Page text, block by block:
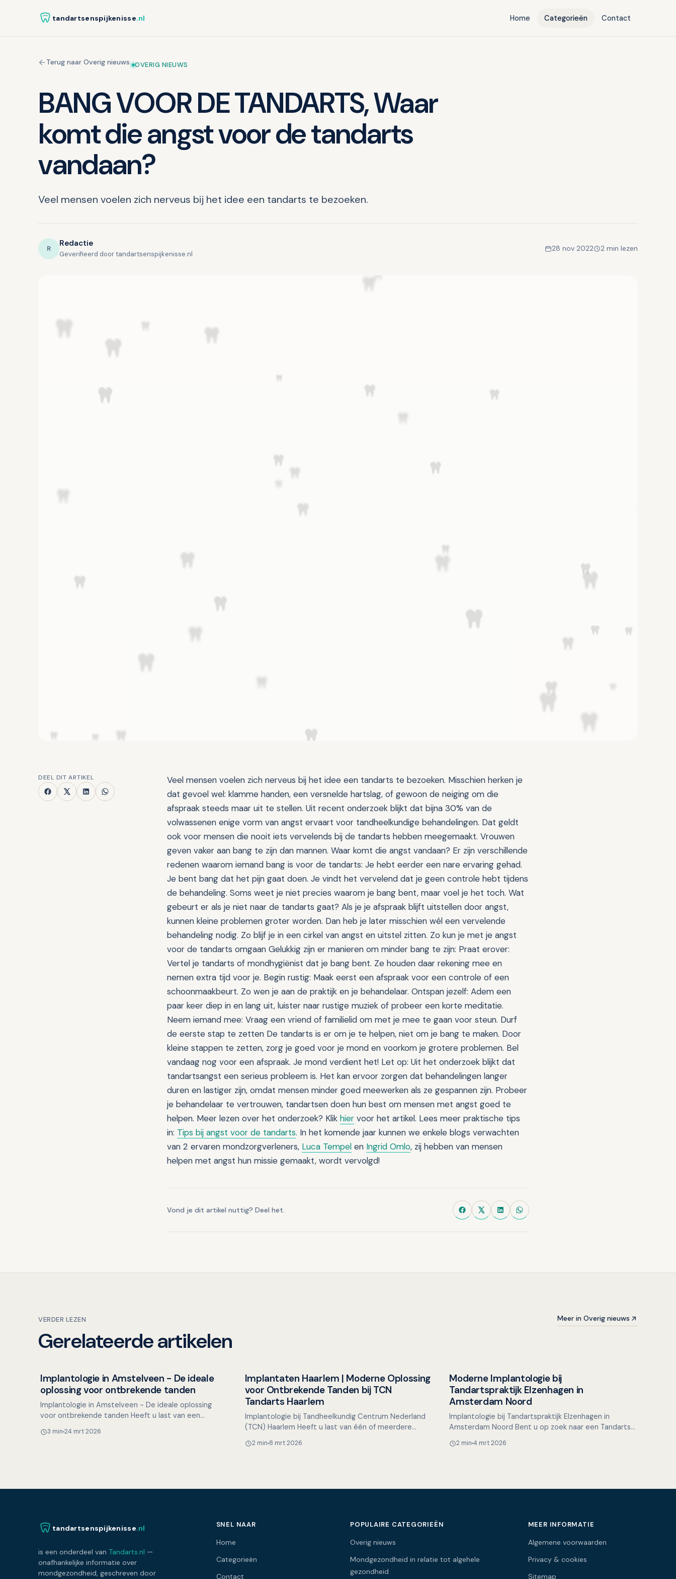
tandartsenspijkenisse.nl Home Categorieën Contact
Terug naar Overig nieuws OVERIG NIEUWS
BANG VOOR DE TANDARTS, Waar
komt die angst voor de tandarts
vandaan?
Veel mensen voelen zich nerveus bij het idee een tandarts te bezoeken.
R Redactie
Geverifieerd door tandartsenspijkenisse.nl
28 nov 2022 2 min lezen
DEEL DIT ARTIKEL
Veel mensen voelen zich nerveus bij het idee een tandarts te bezoeken. Misschien herken je
dat gevoel wel: klamme handen, een versnelde hartslag, of gewoon de neiging om die
afspraak steeds maar uit te stellen. Uit recent onderzoek blijkt dat bijna 30% van de
volwassenen enige vorm van angst ervaart voor tandheelkundige behandelingen. Dat geldt
ook voor mensen die nooit iets vervelends bij de tandarts hebben meegemaakt. Vrouwen
geven vaker aan bang te zijn dan mannen. Waar komt die angst vandaan? Er zijn verschillende
redenen waarom iemand bang is voor de tandarts: Je hebt eerder een nare ervaring gehad.
Je bent bang dat het pijn gaat doen. Je vindt het vervelend dat je geen controle hebt tijdens
de behandeling. Soms weet je niet precies waarom je bang bent, maar voel je het toch. Wat
gebeurt er als je niet naar de tandarts gaat? Als je je afspraak blijft uitstellen door angst,
kunnen kleine problemen groter worden. Dan heb je later misschien wél een vervelende
behandeling nodig. Zo blijf je in een cirkel van angst en uitstel zitten. Zo kun je met je angst
voor de tandarts omgaan Gelukkig zijn er manieren om minder bang te zijn: Praat erover:
Vertel je tandarts of mondhygiënist dat je bang bent. Ze houden daar rekening mee en
nemen extra tijd voor je. Begin rustig: Maak eerst een afspraak voor een controle of een
schoonmaakbeurt. Zo wen je aan de praktijk en je behandelaar. Ontspan jezelf: Adem een
paar keer diep in en lang uit, luister naar rustige muziek of probeer een korte meditatie.
Neem iemand mee: Vraag een vriend of familielid om met je mee te gaan voor steun. Durf
de eerste stap te zetten De tandarts is er om je te helpen, niet om je bang te maken. Door
kleine stappen te zetten, zorg je goed voor je mond en voorkom je grotere problemen. Bel
vandaag nog voor een afspraak. Je mond verdient het! Let op: Uit het onderzoek blijkt dat
tandartsangst een serieus probleem is. Het kan ervoor zorgen dat behandelingen langer
duren en lastiger zijn, omdat mensen minder goed meewerken als ze gespannen zijn. Probeer
je behandelaar te vertrouwen, tandartsen doen hun best om mensen met angst goed te
helpen. Meer lezen over het onderzoek? Klik hier voor het artikel. Lees meer praktische tips
in: Tips bij angst voor de tandarts. In het komende jaar kunnen we enkele blogs verwachten
van 2 ervaren mondzorgverleners, Luca Tempel en Ingrid Omlo, zij hebben van mensen
helpen met angst hun missie gemaakt, wordt vervolgd!
Vond je dit artikel nuttig? Deel het.
VERDER LEZEN
Gerelateerde artikelen
Meer in Overig nieuws
Overig nieuws
Implantologie in Amstelveen - De ideale
oplossing voor ontbrekende tanden
Implantologie in Amstelveen - De ideale oplossing
voor ontbrekende tanden Heeft u last van een
manier om we…
3 min 24 mrt 2026
Overig nieuws
Implantaten Haarlem | Moderne Oplossing
voor Ontbrekende Tanden bij TCN
Tandarts Haarlem
Implantologie bij Tandheelkundig Centrum Nederland
(TCN) Haarlem Heeft u last van één of meerdere
oplos…
2 min 8 mrt 2026
Overig nieuws
Moderne Implantologie bij
Tandartspraktijk Elzenhagen in
Amsterdam Noord
Implantologie bij Tandartspraktijk Elzenhagen in
Amsterdam Noord Bent u op zoek naar een Tandarts
betrouwbare en modern…
2 min4 mrt 2026
tandartsenspijkenisse.nl
is een onderdeel van Tandarts.nl —
onafhankelijke informatie over
mondgezondheid, geschreven door
SNEL NAAR
Home
Categorieën
Contact
POPULAIRE CATEGORIEËN
Overig nieuws
Mondgezondheid in relatie tot algehele
gezondheid
MEER INFORMATIE
Algemene voorwaarden
Privacy & cookies
Sitemap